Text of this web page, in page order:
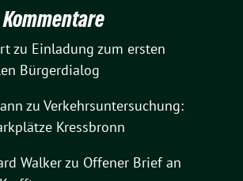
zu Einladung zum ersten
Bürgerdialog
zu Verkehrsuntersuchung:
Kressbronn
Walkerzu Offener Brief an